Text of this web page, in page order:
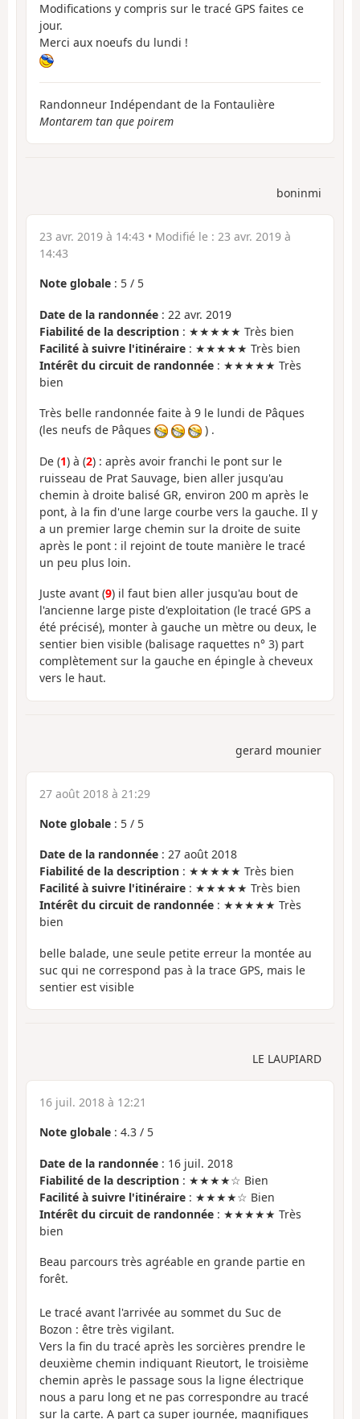
Modifications y compris sur le tracé GPS faites ce
jour.
Merci aux noeufs du lundi !
Randonneur Indépendant de la Fontaulière
Montarem tan que poirem
boninmi
23 avr. 2019 à 14:43 • Modifié le : 23 avr. 2019 à
14:43
Note globale : 5 / 5
Date de la randonnée : 22 avr. 2019
Fiabilité de la description : ★★★★★ Très bien
Facilité à suivre l'itinéraire : ★★★★★ Très bien
Intérêt du circuit de randonnée : ★★★★★ Très
bien
Très belle randonnée faite à 9 le lundi de Pâques
(les neufs de Pâques
) .
De (1) à (2) : après avoir franchi le pont sur le
ruisseau de Prat Sauvage, bien aller jusqu'au
chemin à droite balisé GR, environ 200 m après le
pont, à la fin d'une large courbe vers la gauche. Il y
a un premier large chemin sur la droite de suite
après le pont : il rejoint de toute manière le tracé
un peu plus loin.
Juste avant (9) il faut bien aller jusqu'au bout de
l'ancienne large piste d'exploitation (le tracé GPS a
été précisé), monter à gauche un mètre ou deux, le
sentier bien visible (balisage raquettes n° 3) part
complètement sur la gauche en épingle à cheveux
vers le haut.
gerard mounier
27 août 2018 à 21:29
Note globale : 5 / 5
Date de la randonnée : 27 août 2018
Fiabilité de la description : ★★★★★ Très bien
Facilité à suivre l'itinéraire : ★★★★★ Très bien
Intérêt du circuit de randonnée : ★★★★★ Très
bien
belle balade, une seule petite erreur la montée au
suc qui ne correspond pas à la trace GPS, mais le
sentier est visible
LE LAUPIARD
16 juil. 2018 à 12:21
Note globale : 4.3 / 5
Date de la randonnée : 16 juil. 2018
Fiabilité de la description : ★★★★☆ Bien
Facilité à suivre l'itinéraire : ★★★★☆ Bien
Intérêt du circuit de randonnée : ★★★★★ Très
bien
Beau parcours très agréable en grande partie en
forêt.
Le tracé avant l'arrivée au sommet du Suc de
Bozon : être très vigilant.
Vers la fin du tracé après les sorcières prendre le
deuxième chemin indiquant Rieutort, le troisième
chemin après le passage sous la ligne électrique
nous a paru long et ne pas correspondre au tracé
sur la carte. A part ça super journée, magnifiques